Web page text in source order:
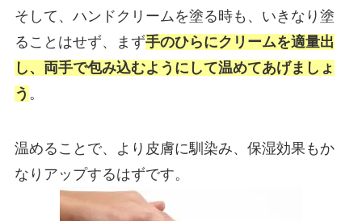
そして、ハンドクリームを塗る時も、いきなり塗
ることはせず、まず手のひらにクリームを適量出
し、両手で包み込むようにして温めてあげましょ
う 。
温めることで、より皮膚に馴染み、保湿効果もか
なりアップするはずです。